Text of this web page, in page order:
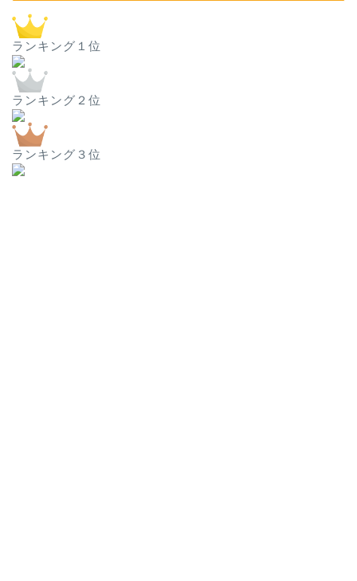
ランキング１位
ランキング２位
ランキング３位